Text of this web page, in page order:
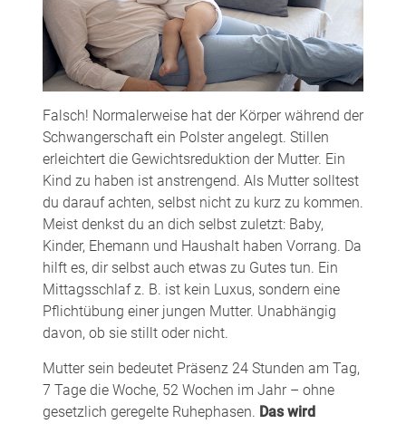
Falsch! Normalerweise hat der Körper während der
Schwangerschaft ein Polster angelegt. Stillen
erleichtert die Gewichtsreduktion der Mutter. Ein
Kind zu haben ist anstrengend. Als Mutter solltest
du darauf achten, selbst nicht zu kurz zu kommen.
Meist denkst du an dich selbst zuletzt: Baby,
Kinder, Ehemann und Haushalt haben Vorrang. Da
hilft es, dir selbst auch etwas zu Gutes tun. Ein
Mittagsschlaf z. B. ist kein Luxus, sondern eine
Pflichtübung einer jungen Mutter. Unabhängig
davon, ob sie stillt oder nicht.
Mutter sein bedeutet Präsenz 24 Stunden am Tag,
7 Tage die Woche, 52 Wochen im Jahr – ohne
gesetzlich geregelte Ruhephasen. Das wird